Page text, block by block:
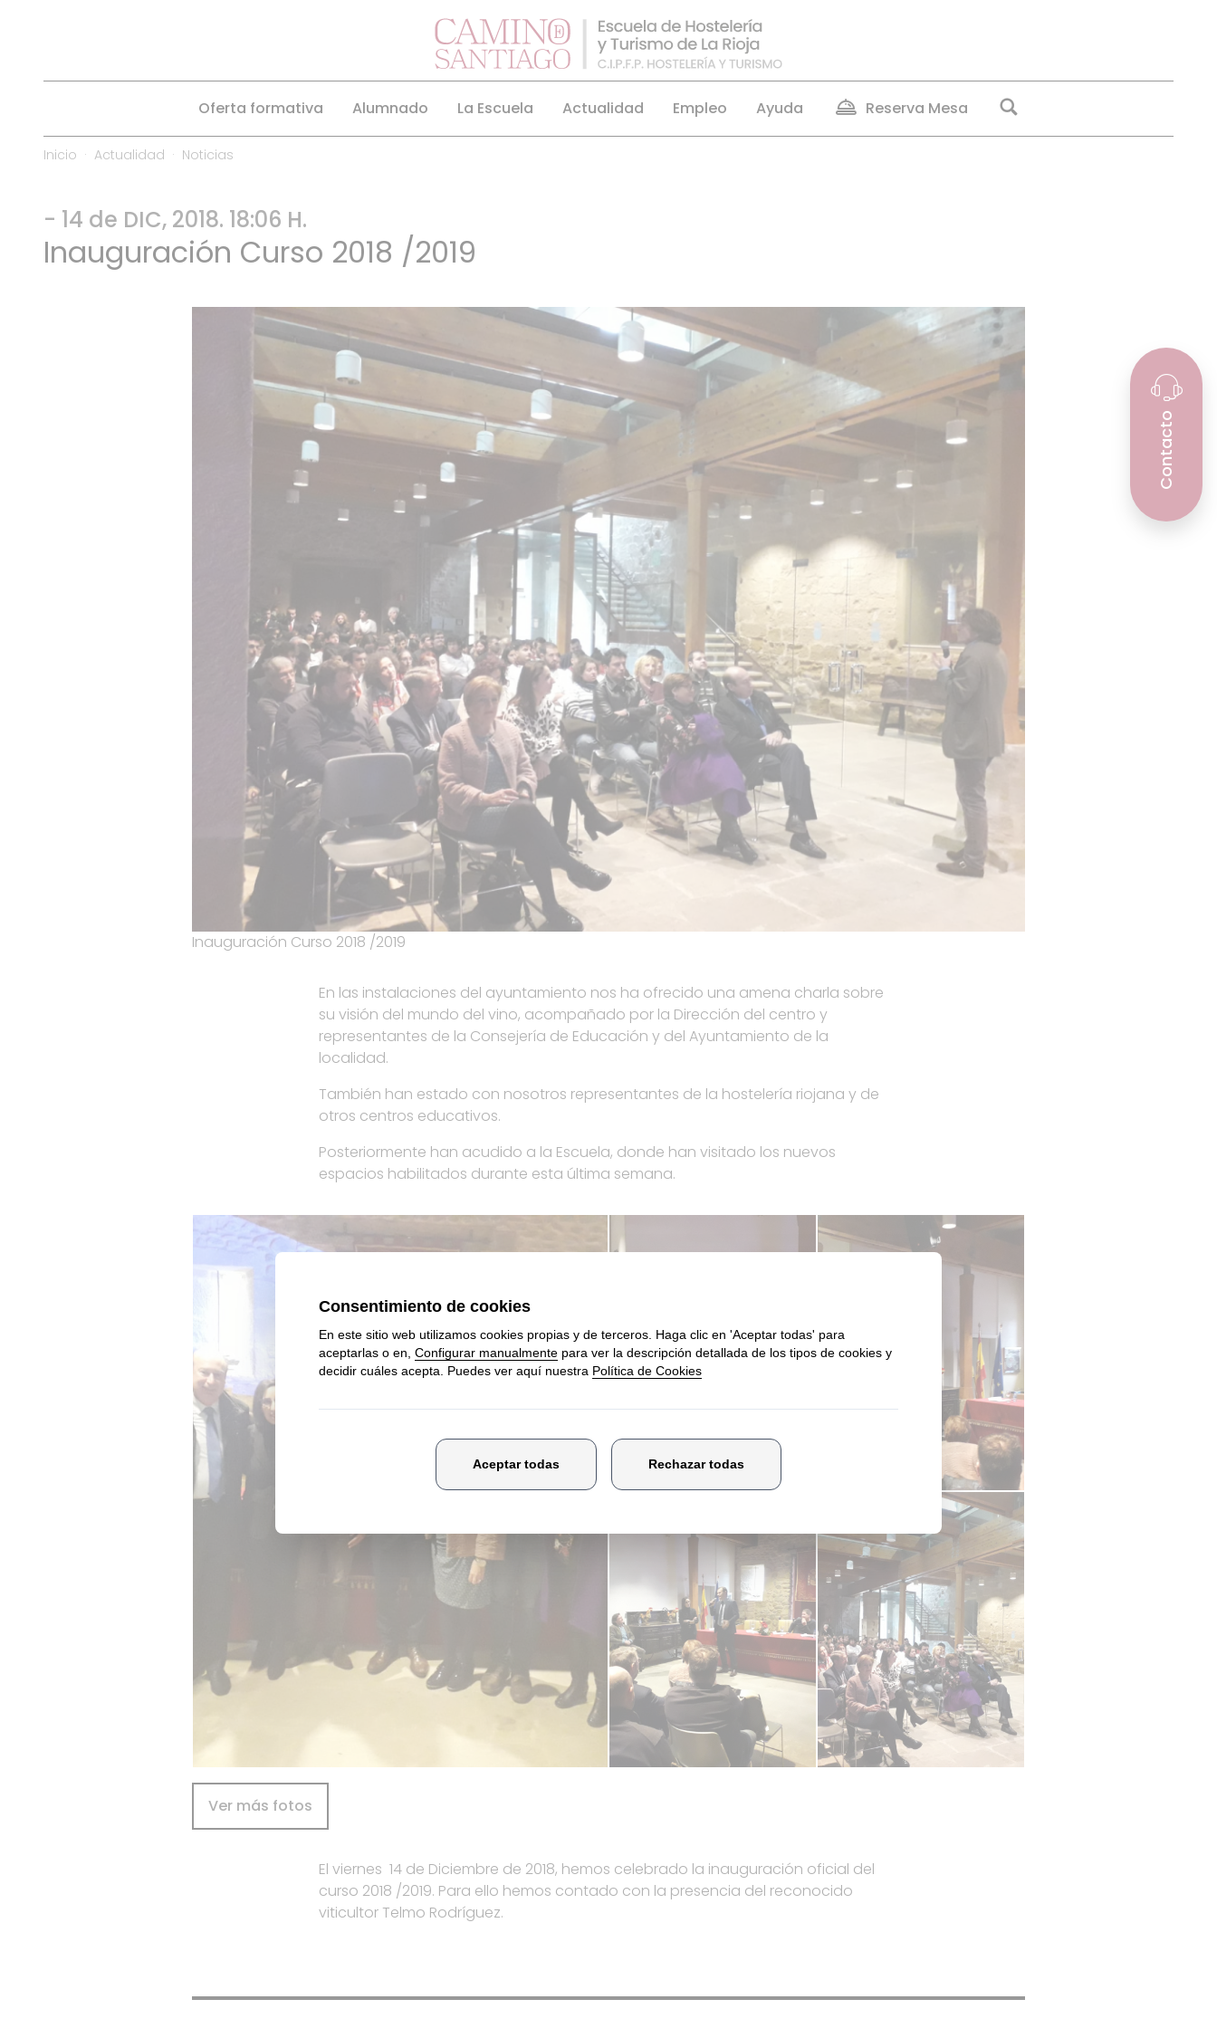
Oferta formativa Alumnado La Escuela Actualidad Empleo Ayuda Reserva Mesa
Inicio Actualidad Noticias
- 14 de DIC, 2018. 18:06 H.
Inauguración Curso 2018 /2019
Inauguración Curso 2018 /2019
En las instalaciones del ayuntamiento nos ha ofrecido una amena charla sobre
su visión del mundo del vino, acompañado por la Dirección del centro y
representantes de la Consejería de Educación y del Ayuntamiento de la
localidad.
También han estado con nosotros representantes de la hostelería riojana y de
otros centros educativos.
Posteriormente han acudido a la Escuela, donde han visitado los nuevos
espacios habilitados durante esta última semana.
Ver más fotos
El viernes 14 de Diciembre de 2018, hemos celebrado la inauguración oficial del
curso 2018 /2019. Para ello hemos contado con la presencia del reconocido
viticultor Telmo Rodríguez.
Contacto